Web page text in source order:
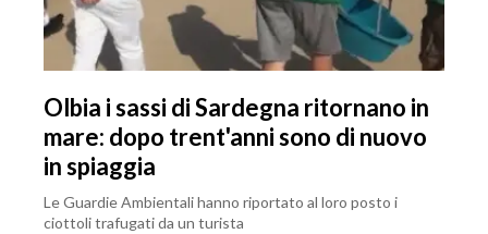
Olbia i sassi di Sardegna ritornano in
mare: dopo trent'anni sono di nuovo
in spiaggia
Le Guardie Ambientali hanno riportato al loro posto i
ciottoli trafugati da un turista